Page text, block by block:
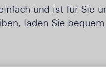
und ist für Sie
laden Sie